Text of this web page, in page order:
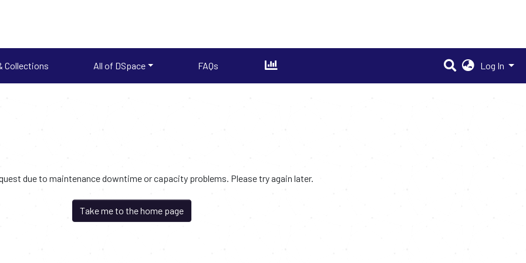
Collections All of DSpace FAQs Log In
due to maintenance downtime or capacity problems. Please try again later.
Take me to the home page